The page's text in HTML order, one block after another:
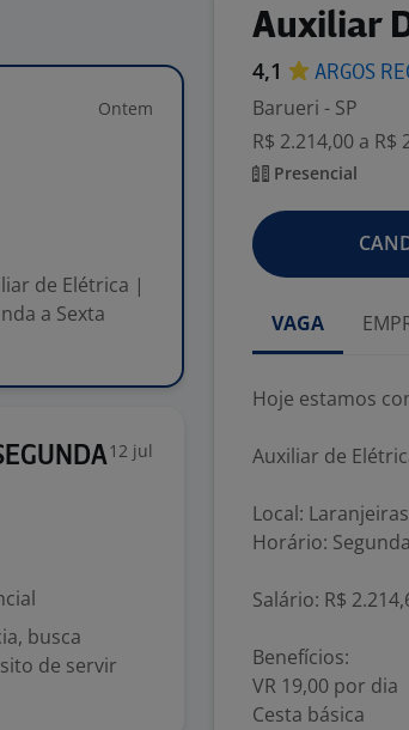
Ontem
de Elétrica |
a Sexta
12 jul
busca
de servir
Auxiliar
4,1 ARGOS
Barueri - SP
R$ 2.214,00 a
Presencial
VAGA
Hoje estamos
Auxiliar de
Local:
Horário:
Salário: R$
Benefícios:
VR 19,00 por dia
Cesta básica